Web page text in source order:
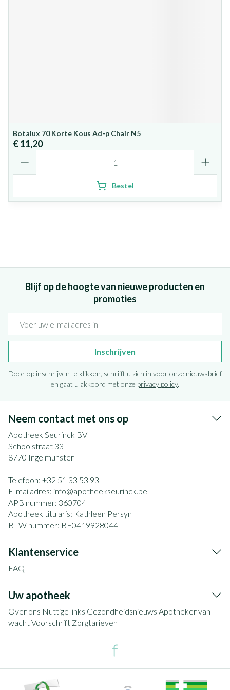
Botalux 70 Korte Kous Ad-p Chair N5
€ 11,20
Bestel
Blijf op de hoogte van nieuwe producten en
promoties
Inschrijven
Door op inschrijven te klikken, schrijft u zich in voor onze nieuwsbrief
en gaat u akkoord met onze privacy policy.
Neem contact met ons op
Apotheek Seurinck BV
Schoolstraat 33
8770 Ingelmunster
Telefoon: +32 51 33 53 93
E-mailadres: info@apotheekseurinck.be
APB nummer: 360704
Apotheek titularis: Kathleen Persyn
BTW nummer: BE0419928044
Klantenservice
FAQ
Uw apotheek
Over ons Nuttige links Gezondheidsnieuws Apotheker van
wachtVoorschrift Zorgtarieven